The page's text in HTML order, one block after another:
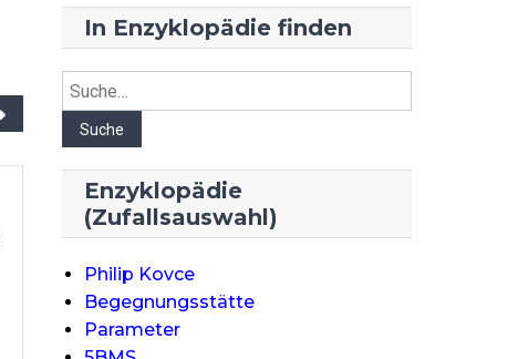
In Enzyklopädie finden
Suche
Suche
Enzyklopädie
(Zufallsauswahl)
Philip Kovce
Begegnungsstätte
Parameter